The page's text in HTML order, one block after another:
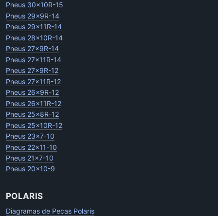
Pneus 30x10R-15
Pneus 29x9R-14
Pneus 29x11R-14
Pneus 28x10R-14
Pneus 27x9R-14
Pneus 27x11R-14
Pneus 27x9R-12
Pneus 27x11R-12
Pneus 26x9R-12
Pneus 26x11R-12
Pneus 25x8R-12
Pneus 25x10R-12
Pneus 23x7-10
Pneus 22x11-10
Pneus 21x7-10
Pneus 20x10-9
POLARIS
Diagramas de Pecas Polaris